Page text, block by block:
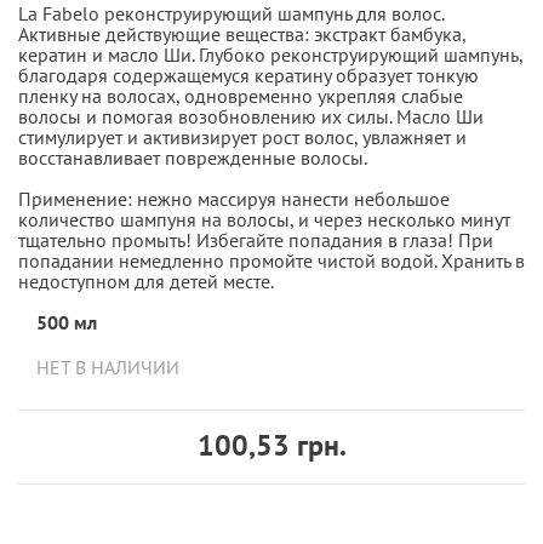
La Fabelo реконструирующий шампунь для волос.
Активные действующие вещества: экстракт бамбука,
кератин и масло Ши. Глубоко реконструирующий шампунь,
благодаря содержащемуся кератину образует тонкую
пленку на волосах, одновременно укрепляя слабые
волосы и помогая возобновлению их силы. Масло Ши
стимулирует и активизирует рост волос, увлажняет и
восстанавливает поврежденные волосы.
Применение: нежно массируя нанести небольшое
количество шампуня на волосы, и через несколько минут
тщательно промыть! Избегайте попадания в глаза! При
попадании немедленно промойте чистой водой. Хранить в
недоступном для детей месте.
500 мл
НЕТ В НАЛИЧИИ
100,53 грн.